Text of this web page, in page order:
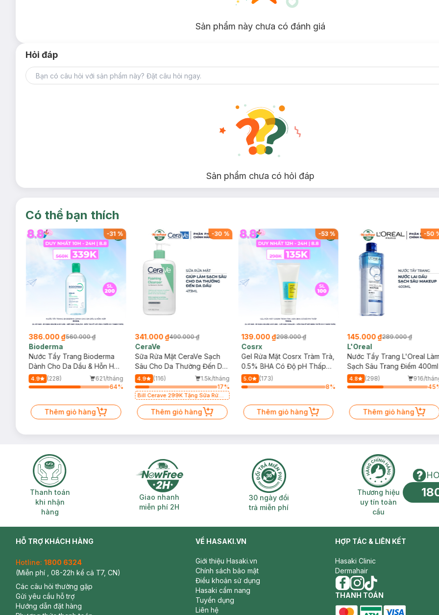
Sản phẩm này chưa có đánh giá
Hỏi đáp
Sản phẩm chưa có hỏi đáp
Có thể bạn thích
-31 %
386.000 ₫560.000 ₫
Bioderma
Nước Tẩy Trang Bioderma
Dành Cho Da Dầu & Hỗn Hợp
500ml
4.9 (228)
621/tháng
64%
Thêm giỏ hàng
-30 %
341.000 ₫490.000 ₫
CeraVe
Sữa Rửa Mặt CeraVe Sạch
Sâu Cho Da Thường Đến Da
Dầu 473ml
4.9 (116)
1.5k/tháng
17%
Bill Cerave 299K Tặng Sữa Rửa
Thêm giỏ hàng
-53%
139.000 ₫298.000 ₫
Cosrx
Gel Rửa Mặt Cosrx Tràm Trà,
0.5% BHA Có Độ pH Thấp
150ml
5.0
(173)
8%
Thêm giỏ hàng
-50
145.000 ₫289.000 ₫
L'Oreal
Nước Tẩy Trang L'Oreal
Sạch Sâu Trang Điểm 400ml
4.8 (298)
916/
45
Thêm giỏ hàng
Thanh toán khi nhận hàng
Thanh toán
khi nhận
hàng
Giao nhanh miễn phí 2H
Giao nhanh
miễn phí 2H
30 ngày đổi trả miễn phí
30 ngày đổi
trả miễn phí
Thương hiệu
Thương hiệu
uy tín toàn
cầu
HỖ TRỢ KHÁCH HÀNG
Hotline: 1800 6324
(Miễn phí , 08-22h kể cả T7, CN)
Các câu hỏi thường gặp
Gửi yêu cầu hỗ trợ
Hướng dẫn đặt hàng
VỀ HASAKI.VN
Giới thiệu Hasaki.vn
Chính sách bảo mật
Điều khoản sử dụng
Hasaki cẩm nang
Tuyển dụng
Liên hệ
HỢP TÁC & LIÊN KẾT
Hasaki Clinic
Dermahair
facebook
instagram
tiktok
THANH TOÁN